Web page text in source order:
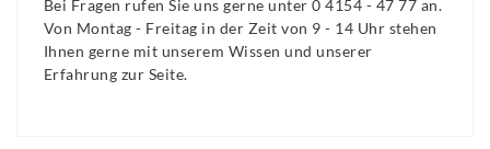
Bei Fragen rufen Sie uns gerne unter 0 4154 - 47 77 an.
Von Montag - Freitag in der Zeit von 9 - 14 Uhr stehen
Ihnen gerne mit unserem Wissen und unserer
Erfahrung zur Seite.